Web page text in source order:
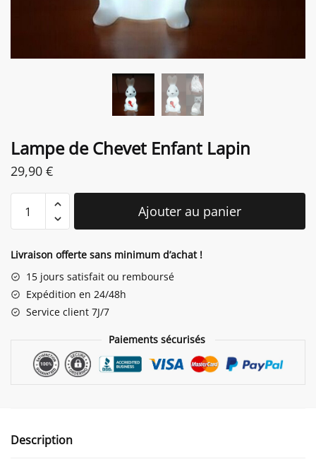
Lampe de Chevet Enfant Lapin
29,90 €
de
Enfant
Lapin
Ajouter au panier
Livraison offerte sans minimum d’achat !
15 jours satisfait ou remboursé
Expédition en 24/48h
Service client 7J/7
Paiements sécurisés
Description